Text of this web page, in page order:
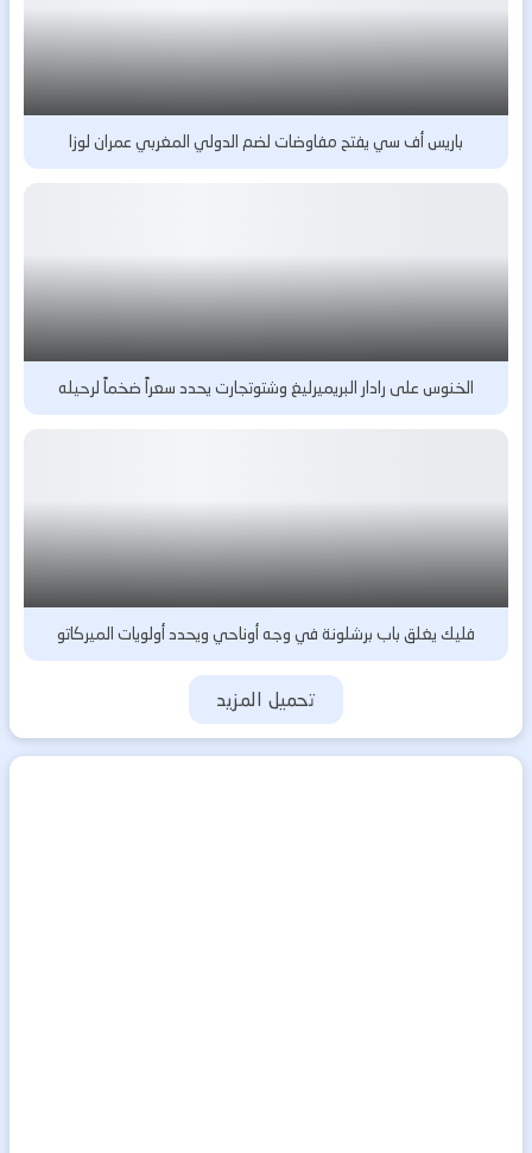
باريس أف سي يفتح مفاوضات لضم الدولي المغربي عمران لوزا
الخنوس على رادار البريميرليغ وشتوتجارت يحدد سعراً ضخماً لرحيله
فليك يغلق باب برشلونة في وجه أوناحي ويحدد أولويات الميركاتو
تحميل المزيد